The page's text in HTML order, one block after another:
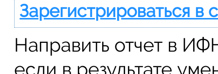
Зарегистрироваться в
Направить отчет в
если в результате